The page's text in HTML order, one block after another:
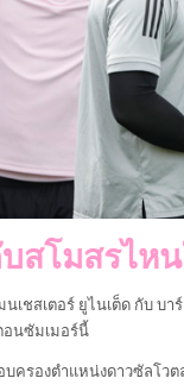
สโมสรไ
ชสเตอร์ ยูไนเต็ด กับ บ
อนซัมเมอร์นี้
ครองตำแหน่งดาวซัลโ